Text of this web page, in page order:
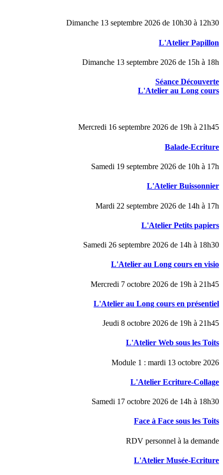
Dimanche 13 septembre 2026 de 10h30 à 12h30
L'Atelier Papillon
Dimanche 13 septembre 2026 de 15h à 18h
Séance Découverte
L'Atelier au Long cours
Mercredi 16 septembre 2026 de 19h à 21h45
Balade-Ecriture
Samedi 19 septembre 2026 de 10h à 17h
L'Atelier Buissonnier
Mardi 22 septembre 2026 de 14h à 17h
L'Atelier Petits papiers
Samedi 26 septembre 2026 de 14h à 18h30
L'Atelier au Long cours en visio
Mercredi 7 octobre 2026 de 19h à 21h45
L'Atelier au Long cours en présentiel
Jeudi 8 octobre 2026 de 19h à 21h45
L'Atelier Web sous les Toits
Module 1 : mardi 13 octobre 2026
L'Atelier Ecriture-Collage
Samedi 17 octobre 2026 de 14h à 18h30
Face à Face sous les Toits
RDV personnel à la demande
L'Atelier Musée-Ecriture